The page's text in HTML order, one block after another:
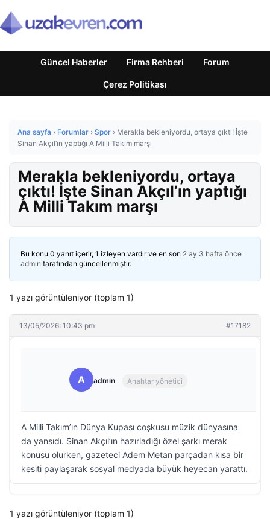
Güncel Haberler Firma Rehberi Forum
Çerez Politikası
Ana sayfa › Forumlar › Spor › Merakla bekleniyordu, ortaya çıktı! İşte
Sinan Akçıl’ın yaptığı A Milli Takım marşı
Merakla bekleniyordu, ortaya
çıktı! İşte Sinan Akçıl’ın yaptığı
A Milli Takım marşı
Bu konu 0 yanıt içerir, 1 izleyen vardır ve en son 2 ay 3 hafta önce
admin tarafından güncellenmiştir.
1 yazı görüntüleniyor (toplam 1)
13/05/2026: 10:43 pm #17182
A admin Anahtar yönetici
A Milli Takım’ın Dünya Kupası coşkusu müzik dünyasına
da yansıdı. Sinan Akçıl’ın hazırladığı özel şarkı merak
konusu olurken, gazeteci Adem Metan parçadan kısa bir
kesiti paylaşarak sosyal medyada büyük heyecan yarattı.
1 yazı görüntüleniyor (toplam 1)